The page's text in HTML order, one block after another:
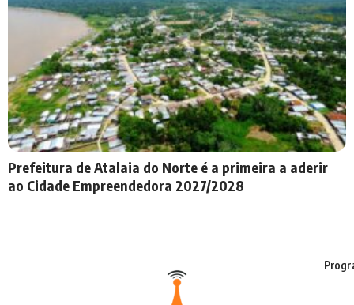
Prefeitura de Atalaia do Norte é a primeira a aderir
ao Cidade Empreendedora 2027/2028